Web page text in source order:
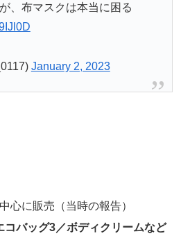
、布マスクは本当に困る
January 2, 2023
心に販売（当時の報告）
コバッグ3／ボディクリームなど